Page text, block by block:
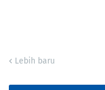
Lebih baru